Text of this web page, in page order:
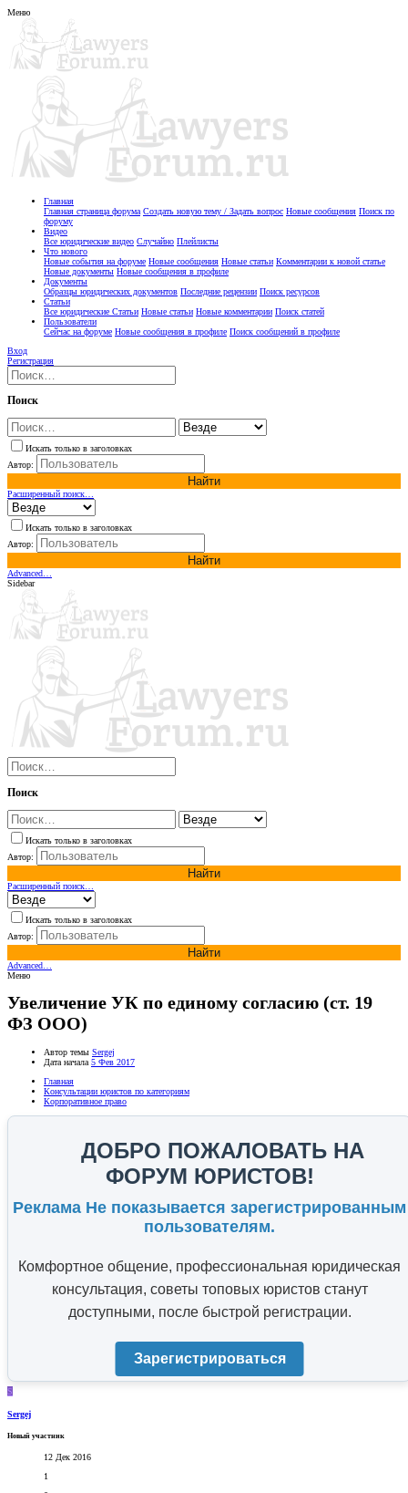
Меню
Главная
Главная страница форума Создать новую тему / Задать вопрос Новые сообщения Поиск по
форуму
Видео
Все юридические видео Случайно Плейлисты
Что нового
Новые события на форуме Новые сообщения Новые статьи Комментарии к новой статье
Новые документы Новые сообщения в профиле
Документы
Образцы юридических документов Последние рецензии Поиск ресурсов
Статьи
Все юридические Статьи Новые статьи Новые комментарии Поиск статей
Пользователи
Сейчас на форуме Новые сообщения в профиле Поиск сообщений в профиле
Вход
Регистрация
Поиск
Искать только в заголовках
Автор:
Найти
Расширенный поиск…
Искать только в заголовках
Автор:
Найти
Advanced…
Sidebar
Поиск
Искать только в заголовках
Автор:
Найти
Расширенный поиск…
Искать только в заголовках
Автор:
Найти
Advanced…
Меню
Увеличение УК по единому согласию (ст. 19
ФЗ ООО)
Автор темы Sergej
Дата начала 5 Фев 2017
Главная
Консультации юристов по категориям
Корпоративное право
ДОБРО ПОЖАЛОВАТЬ НА
ФОРУМ ЮРИСТОВ!
Реклама Не показывается зарегистрированным
пользователям.
Комфортное общение, профессиональная юридическая
консультация, советы топовых юристов станут
доступными, после быстрой регистрации.
Зарегистрироваться
S
Sergej
Новый участник
12 Дек 2016
1